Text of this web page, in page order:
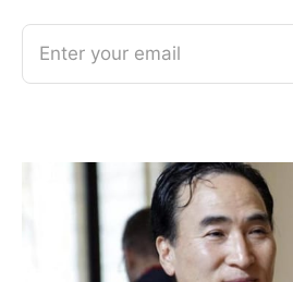
Enter your email